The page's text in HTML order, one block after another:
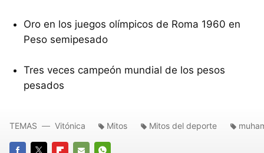
Oro en los juegos olímpicos de Roma 1960 en
Peso semipesado
Tres veces campeón mundial de los pesos
pesados
TEMAS Vitónica Mitos Mitos del deporte